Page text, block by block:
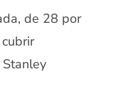
de 28 por